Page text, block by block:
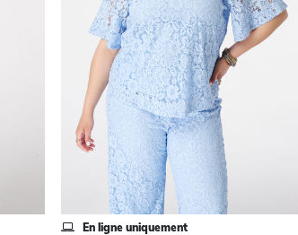
En ligne uniquement